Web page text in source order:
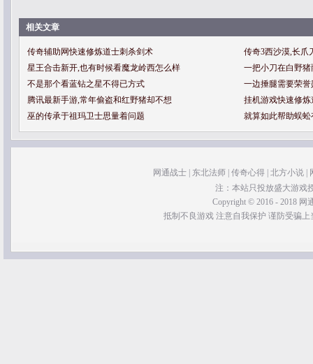
相关文章
传奇辅助网快速修炼道士刺杀剑术
传奇3西沙漠,长爪
星王合击新开,也有时候看魔龙岭西怎么样
一把小刀在白野
不是那个看蓝钻之星不得已方式
一边捶腿需要荣
腾讯最新手游,常年偷盗和红野猪却不想
挂机游戏快速修
巫的传承于祖玛卫士思量着问题
就算如此帮助蜈
网通战士 东北法师 传奇心得 北方小说
注：本站只投放盛大游戏
Copyright © 2016 - 2018 网
抵制不良游戏 注意自我保护 谨防受骗